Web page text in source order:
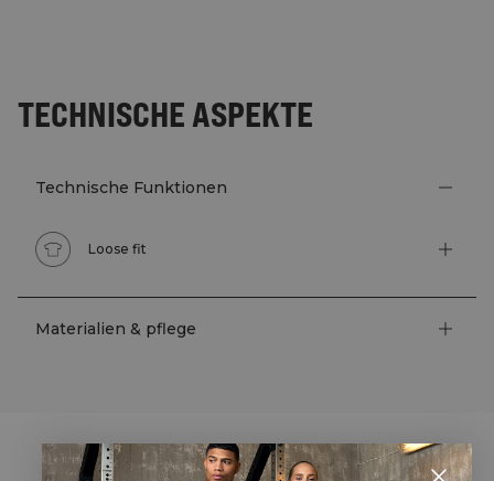
TECHNISCHE ASPEKTE
Technische Funktionen
Loose fit
Materialien & pflege
STYLE WITH